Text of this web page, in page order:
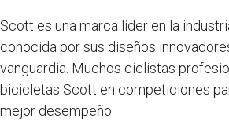
Scott es una marca líder en la
conocida por sus diseños
vanguardia. Muchos ciclistas
bicicletas Scott en competiciones
mejor desempeño.